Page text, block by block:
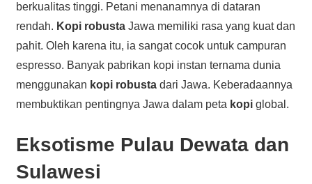
berkualitas tinggi. Petani menanamnya di dataran
rendah. Kopi robustaJawa memiliki rasa yang kuat dan
pahit. Oleh karena itu, ia sangat cocok untuk campuran
espresso. Banyak pabrikan kopi instan ternama dunia
menggunakan kopi robustadari Jawa. Keberadaannya
membuktikan pentingnya Jawa dalam peta kopiglobal.
Eksotisme Pulau Dewata dan
Sulawesi